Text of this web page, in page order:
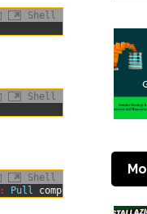
Shell
Shell
Shell
: Pull completeDigest